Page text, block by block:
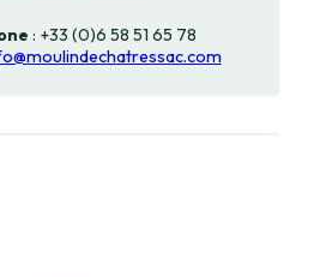
: +33 (0)6 58 51 65 78